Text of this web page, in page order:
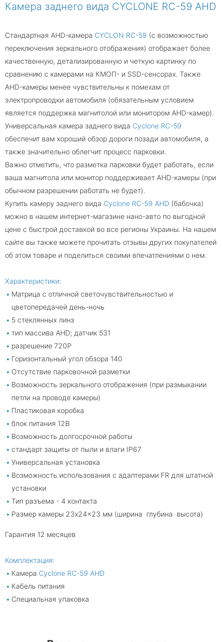
Камера заднего вида CYCLONE RC-59 AHD
Стандартная AHD-камера CYCLON RC-59 (с возможностью
переключения зеркального отображения) отображает более
качественную, детализированную и четкую картинку по
сравнению с камерами на КМОП- и SSD-сенсорах. Также
AHD-камеры менее чувствительны к помехам от
электропроводки автомобиля (обязательным условием
является поддержка магнитолой или монитором AHD-камер).
Универсальная камера заднего вида Cyclone RC-59
обеспечит вам хороший обзор дороги позади автомобиля, а
также значительно облегчит процесс парковки.
Важно отметить, что разметка парковки будет работать, если
ваша магнитола или монитор поддерживает AHD-камеры (при
обычном разрешении работать не будет).
Купить камеру заднего вида Cyclone RC-59 AHD (бабочка)
можно в нашем интернет-магазине нано-авто по выгодной
цене с быстрой доставкой во все регионы Украины. На нашем
сайте вы также можете прочитать отзывы других покупателей
об этом товаре и поделиться своими впечатлениями о нем.
Характеристики:
Матрица с отличной светочувствительностью и
цветопередачей день-ночь
5 стеклянных линз
тип массива AHD; датчик 531
разрешение 720P
Горизонтальный угол обзора 140
Отсутствие парковочной разметки
Возможность зеркального отображения (при размыкании
петли на проводе камеры)
Пластиковая коробка
блок питания 12В
Возможность долгосрочной работы
стандарт защиты от пыли и влаги IP67
Универсальная установка
Возможность использования с адаптерами FR для штатной
установки
Тип разъема - 4 контакта
Размер камеры 23x24x23 мм (ширина глубина высота)
Гарантия 12 месяцев
Комплектация:
Камера Cyclone RC-59 AHD
Кабель питания
Специальная упаковка